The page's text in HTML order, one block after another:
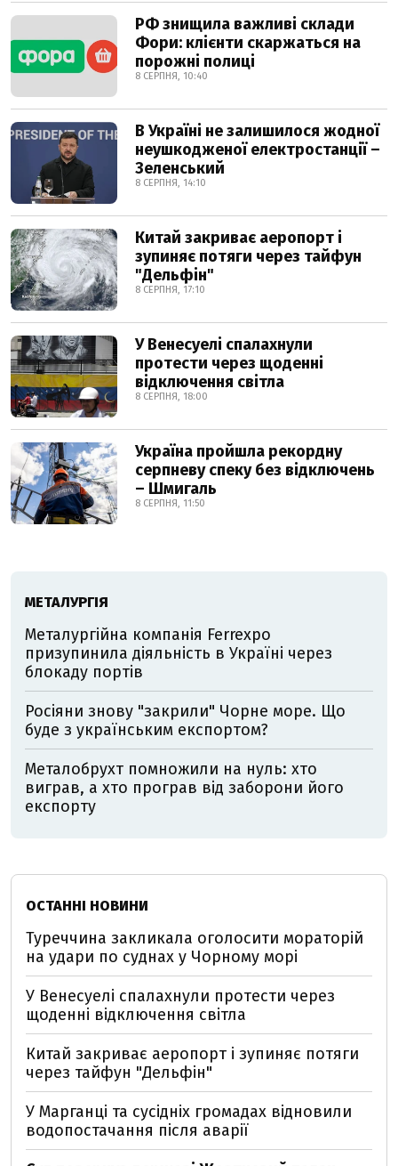
РФ знищила важливі склади
Фори: клієнти скаржаться на
порожні полиці
8 СЕРПНЯ, 10:40
В Україні не залишилося жодної
неушкодженої електростанції –
Зеленський
8 СЕРПНЯ, 14:10
Китай закриває аеропорт і
зупиняє потяги через тайфун
"Дельфін"
8 СЕРПНЯ, 17:10
У Венесуелі спалахнули
протести через щоденні
відключення світла
8 СЕРПНЯ, 18:00
Україна пройшла рекордну
серпневу спеку без відключень
– Шмигаль
8 СЕРПНЯ, 11:50
МЕТАЛУРГІЯ
Металургійна компанія Ferrexpo
призупинила діяльність в Україні через
блокаду портів
Росіяни знову "закрили" Чорне море. Що
буде з українським експортом?
Металобрухт помножили на нуль: хто
виграв, а хто програв від заборони його
експорту
ОСТАННІ НОВИНИ
Туреччина закликала оголосити мораторій
на удари по суднах у Чорному морі
У Венесуелі спалахнули протести через
щоденні відключення світла
Китай закриває аеропорт і зупиняє потяги
через тайфун "Дельфін"
У Марганці та сусідніх громадах відновили
водопостачання після аварії